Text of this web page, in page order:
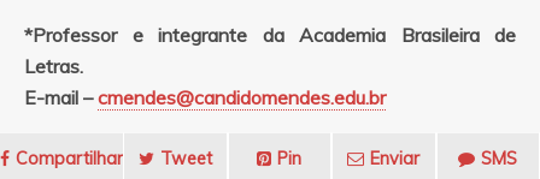
*Professor e integrante da Academia Brasileira de
Letras.
E-mail –cmendes@candidomendes.edu.br
Compartilhar Tweet Pin Enviar SMS